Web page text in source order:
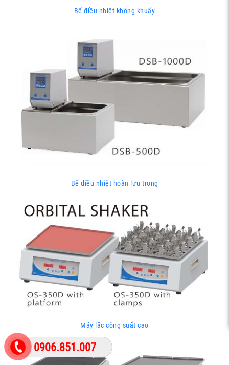
Bể điều nhiệt không khuấy
Bể điều nhiệt hoàn lưu trong
Máy lắc công suất cao
0906.851.007